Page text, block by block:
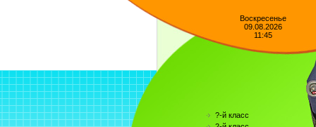
Воскресенье
09.08.2026
11:45
?-й класс